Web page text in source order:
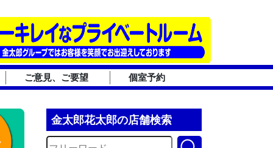
ご意見、ご要望 個室予約
金太郎花太郎の店舗検索